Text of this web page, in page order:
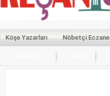
Köşe Yazarları Nöbetçi Eczane